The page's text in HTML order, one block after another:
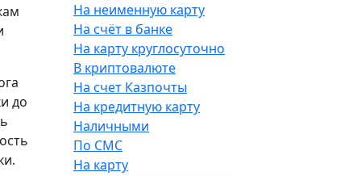
На неименную карту
На счёт в банке
На карту круглосуточно
В криптовалюте
На счет Казпочты
На кредитную карту
Наличными
По СМС
На карту
до